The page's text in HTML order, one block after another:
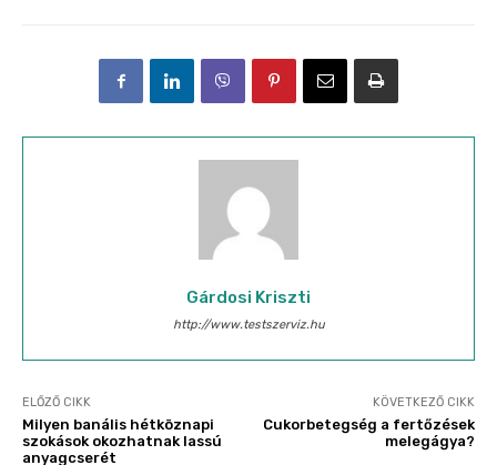
Gárdosi Kriszti
http://www.testszerviz.hu
ELŐZŐ CIKK
Milyen banális hétköznapi
szokások okozhatnak lassú
anyagcserét
KÖVETKEZŐ CIKK
Cukorbetegség a fertőzések
melegágya?